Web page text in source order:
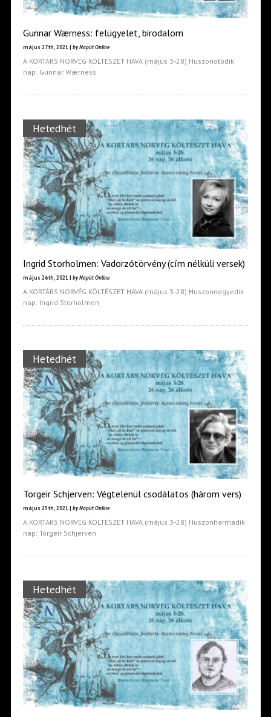
Gunnar Wærness: felügyelet, birodalom
május 27th, 2021 | by Napút Online
A KORTÁRS NORVÉG KÖLTÉSZET HAVA (május 3-28) Huszonötödik
nap: Gunnar Wærness
Hetedhét
Ingrid Storholmen: Vadorzótörvény (cím nélküli versek)
május 26th, 2021 | by Napút Online
A KORTÁRS NORVÉG KÖLTÉSZET HAVA (május 3-28) Huszonnegyedik
nap: Ingrid Storholmen
Hetedhét
Torgeir Schjerven: Végtelenül csodálatos (három vers)
május 25th, 2021 | by Napút Online
A KORTÁRS NORVÉG KÖLTÉSZET HAVA (május 3-28) Huszonharmadik
nap: Torgeir Schjerven
Hetedhét